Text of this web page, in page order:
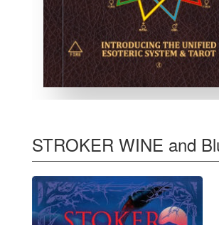
STROKER WINE and